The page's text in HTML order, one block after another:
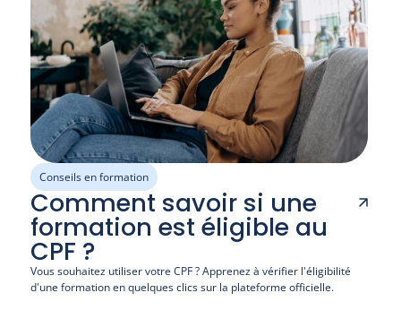
Conseils en formation
Comment savoir si une
formation est éligible au
CPF ?
Vous souhaitez utiliser votre CPF ? Apprenez à vérifier l'éligibilité
d'une formation en quelques clics sur la plateforme officielle.